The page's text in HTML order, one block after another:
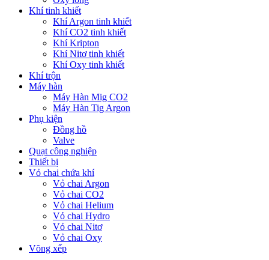
Khí tinh khiết
Khí Argon tinh khiết
Khí CO2 tinh khiết
Khí Kripton
Khí Nitơ tinh khiết
Khí Oxy tinh khiết
Khí trộn
Máy hàn
Máy Hàn Mig CO2
Máy Hàn Tig Argon
Phụ kiện
Đồng hồ
Valve
Quạt công nghiệp
Thiết bị
Vỏ chai chứa khí
Vỏ chai Argon
Vỏ chai CO2
Vỏ chai Helium
Vỏ chai Hydro
Vỏ chai Nitơ
Vỏ chai Oxy
Võng xếp